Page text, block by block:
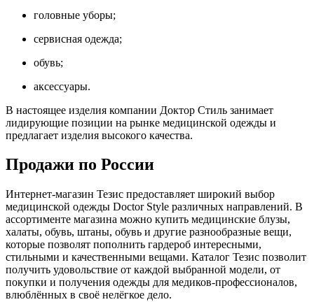
головные уборы;
сервисная одежда;
обувь;
аксессуары.
В настоящее изделия компании Доктор Стиль занимает
лидирующие позиции на рынке медицинской одежды и
предлагает изделия высокого качества.
Продажи по России
Интернет-магазин Тезис предоставляет широкий выбор
медицинской одежды Doctor Style различных направлений. В
ассортименте магазина можно купить медицинские блузы,
халаты, обувь, штаны, обувь и другие разнообразные вещи,
которые позволят пополнить гардероб интересными,
стильными и качественными вещами. Каталог Тезис позволит
получить удовольствие от каждой выбранной модели, от
покупки и получения одежды для медиков-профессионалов,
влюблённых в своё нелёгкое дело.